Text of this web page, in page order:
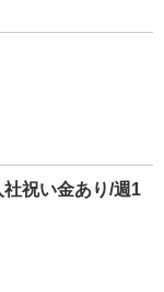
祝い金あり/週1